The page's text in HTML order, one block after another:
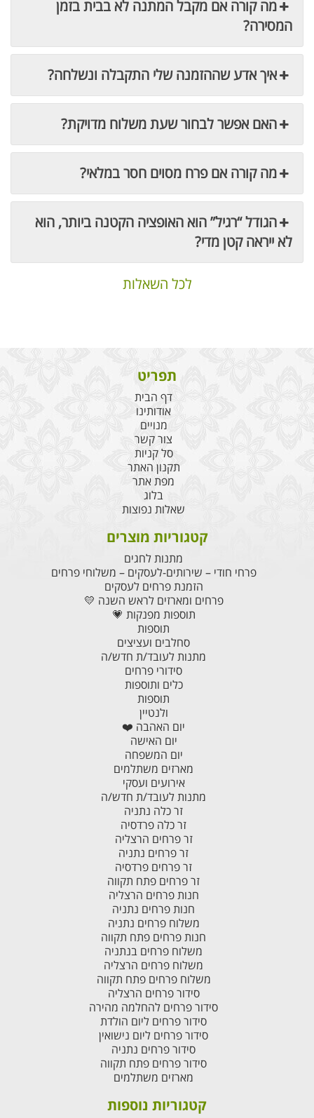
מה קורה אם מקבל המתנה לא בבית בזמן
המסירה?
איך אדע שההזמנה שלי התקבלה ונשלחה?
האם אפשר לבחור שעת משלוח מדויקת?
מה קורה אם פרח מסוים חסר במלאי?
הגודל “רגיל” הוא האופציה הקטנה ביותר, הוא
לא ייראה קטן מדי?
לכל השאלות
תפריט
דף הבית
אודותינו
מנויים
צור קשר
סל קניות
תקנון האתר
מפת אתר
בלוג
שאלות נפוצות
קטגוריות מוצרים
מתנות לחגים
פרחי חודי – שירותים-לעסקים – משלוחי פרחים
הזמנת פרחים לעסקים
פרחים ומארזים לראש השנה 💛
תוספות מפנקות 💗
תוספות
סחלבים ועציצים
מתנות לעובד/ת חדש/ה
סידורי פרחים
כלים ותוספות
תוספות
ולנטיין
יום האהבה ❤️
יום האישה
יום המשפחה
מארזים משתלמים
אירועים ועסקי
מתנות לעובד/ת חדש/ה
זר כלה נתניה
זר כלה פרדסיה
זר פרחים הרצליה
זר פרחים נתניה
זר פרחים פרדסיה
זר פרחים פתח תקווה
חנות פרחים הרצליה
חנות פרחים נתניה
משלוח פרחים נתניה
חנות פרחים פתח תקווה
משלוח פרחים בנתניה
משלוח פרחים הרצליה
משלוח פרחים פתח תקווה
סידור פרחים הרצליה
סידור פרחים להחלמה מהירה
סידור פרחים ליום הולדת
סידור פרחים ליום נישואין
סידור פרחים נתניה
סידור פרחים פתח תקווה
מארזים משתלמים
קטגוריות נוספות